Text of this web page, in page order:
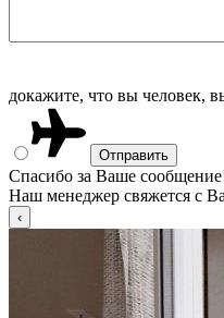
докажите, что вы человек,
Спасибо за Ваше
Наш менеджер свяжется с